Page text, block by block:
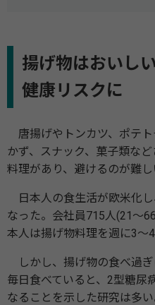
揚げ物はおいし
健康リスクに
唐揚げやトンカツ、ポテ
かず、スナック、菓子類な
料理があり、避けるのが難し
日本人の食生活が欧米化し
なった。会社員715人(21～
本人は揚げ物料理を週に3～
しかし、揚げ物の食べ過
毎日食べていると、2型糖尿
なることを示した研究は多い